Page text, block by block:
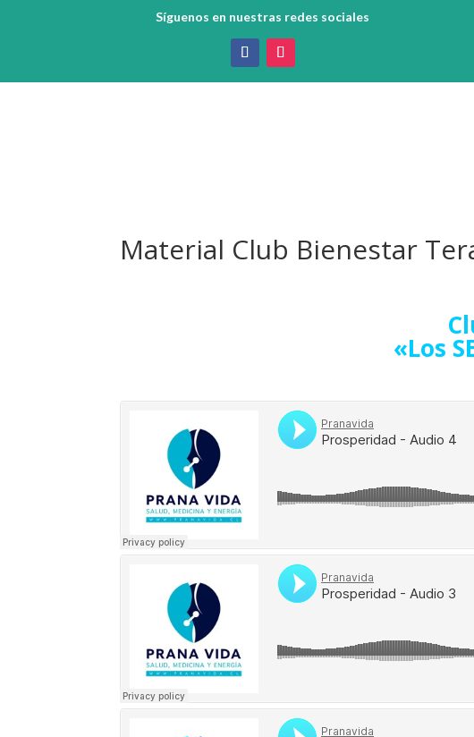
Síguenos en nuestras redes sociales
Material Club Bienestar
«Los